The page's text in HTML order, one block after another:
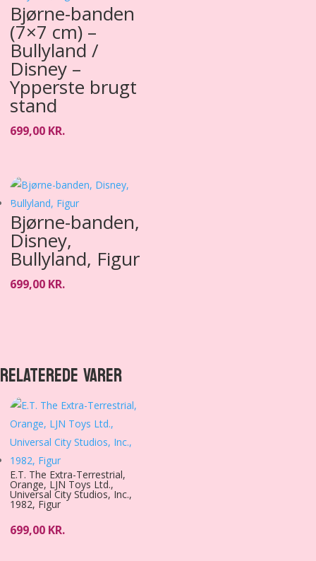
Bjørne-banden
(7×7 cm) –
Bullyland /
Disney –
Ypperste brugt
stand
699,00 KR.
Bjørne-banden,
Disney,
Bullyland, Figur
699,00 KR.
RELATEREDE VARER
E.T. The Extra-Terrestrial,
Orange, LJN Toys Ltd.,
Universal City Studios, Inc.,
1982, Figur
699,00 KR.